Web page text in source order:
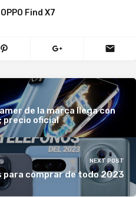
OPPO Find X7
de la marca llega con
precio oficial
NEXT POST
comprar de todo 2023